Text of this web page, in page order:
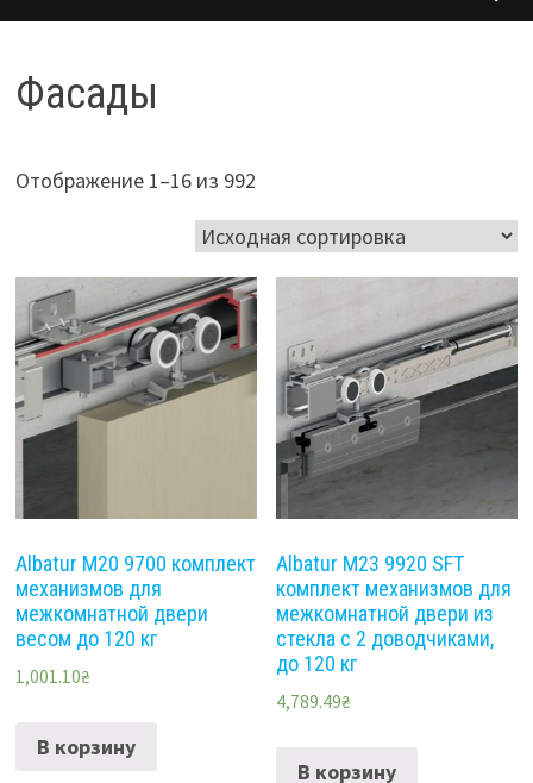
Фасады
Отображение 1–16 из 992
Albatur M20 9700 комплект
механизмов для
межкомнатной двери
весом до 120 кг
1,001.10₴
В корзину
Albatur M23 9920 SFT
комплект механизмов для
межкомнатной двери из
стекла с 2 доводчиками,
до 120 кг
4,789.49₴
В корзину